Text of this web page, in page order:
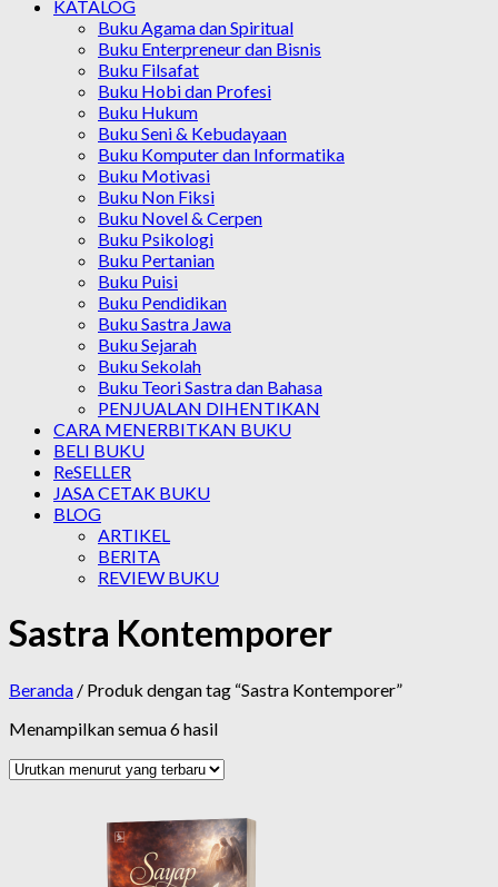
KATALOG
Buku Agama dan Spiritual
Buku Enterpreneur dan Bisnis
Buku Filsafat
Buku Hobi dan Profesi
Buku Hukum
Buku Seni & Kebudayaan
Buku Komputer dan Informatika
Buku Motivasi
Buku Non Fiksi
Buku Novel & Cerpen
Buku Psikologi
Buku Pertanian
Buku Puisi
Buku Pendidikan
Buku Sastra Jawa
Buku Sejarah
Buku Sekolah
Buku Teori Sastra dan Bahasa
PENJUALAN DIHENTIKAN
CARA MENERBITKAN BUKU
BELI BUKU
ReSELLER
JASA CETAK BUKU
BLOG
ARTIKEL
BERITA
REVIEW BUKU
Sastra Kontemporer
Beranda / Produk dengan tag “Sastra Kontemporer”
Menampilkan semua 6 hasilDiurutkan
yang